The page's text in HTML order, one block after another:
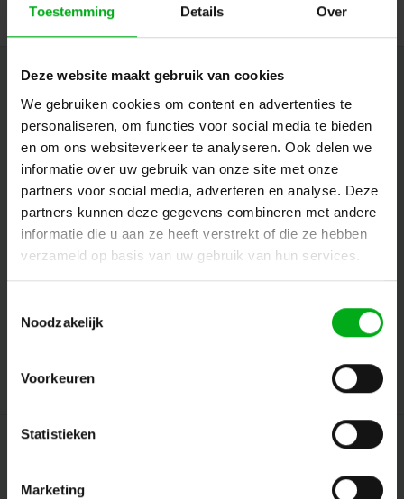
Toestemming Details Over
Deze website maakt gebruik van cookies
We gebruiken cookies om content en advertenties te
personaliseren, om functies voor social media te bieden
en om ons websiteverkeer te analyseren. Ook delen we
informatie over uw gebruik van onze site met onze
partners voor social media, adverteren en analyse. Deze
partners kunnen deze gegevens combineren met andere
informatie die u aan ze heeft verstrekt of die ze hebben
verzameld op basis van uw gebruik van hun services.
Noodzakelijk
Voorkeuren
Statistieken
Marketing
Nieuwsbrief
Ontvang de laatste updates, nieuws en aanbiedingen via email
Volg ons
Klantenservice